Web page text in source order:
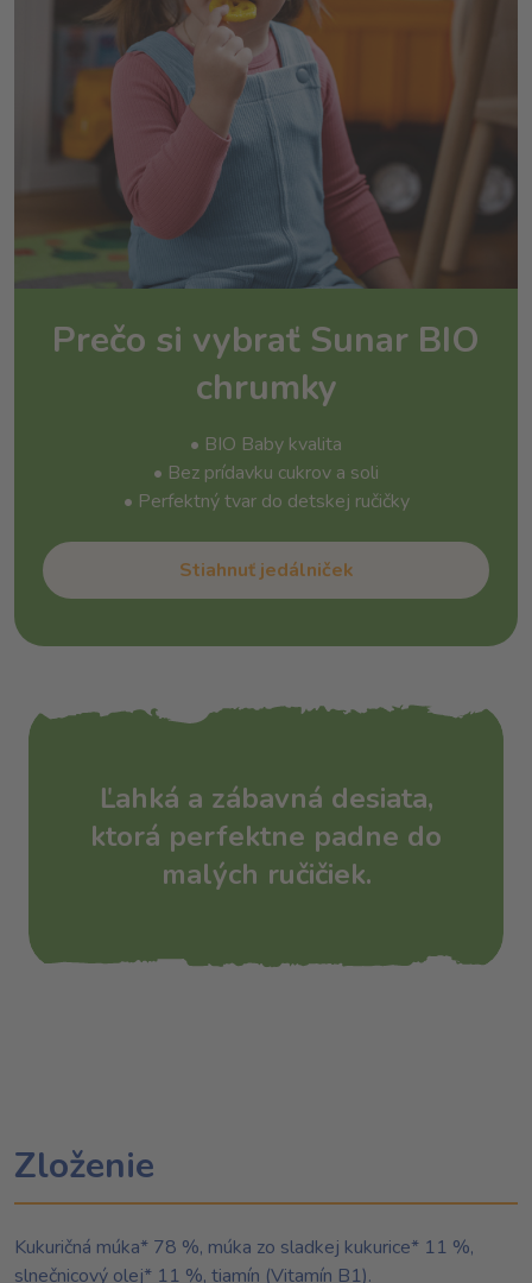
Prečo si vybrať Sunar BIO
chrumky
• BIO Baby kvalita
• Bez prídavku cukrov a soli
• Perfektný tvar do detskej ručičky
Stiahnuť jedálniček
Ľahká a zábavná desiata,
ktorá perfektne padne do
malých ručičiek.
Zloženie
Kukuričná múka* 78 %, múka zo sladkej kukurice* 11 %,
slnečnicový olej* 11 %, tiamín (Vitamín B1).